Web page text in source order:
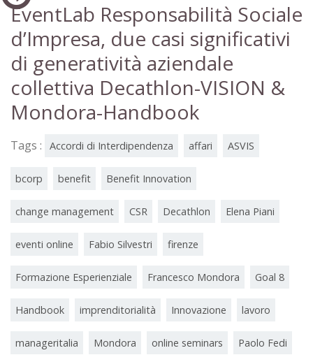
EventLab Responsabilità Sociale
d’Impresa, due casi significativi
di generatività aziendale
collettiva Decathlon-VISION &
Mondora-Handbook
Tags : Accordi di Interdipendenza affari ASVIS
bcorp benefit Benefit Innovation
change management CSR Decathlon Elena Piani
eventi online Fabio Silvestri firenze
Formazione Esperienziale Francesco Mondora Goal 8
Handbook imprenditorialità Innovazione lavoro
manageritalia Mondora online seminars Paolo Fedi